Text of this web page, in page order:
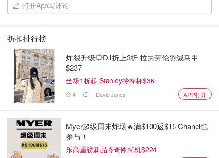
打开App写评论
折扣排行榜
炸裂升级💥DJ折上3折 拉夫劳伦羽绒马甲
$237
全场1折起 Stanley拎拎杯$36
4 David Jones APP打开
Myer超级周末炸场🔥满$100返$15 Chanel也
参与！
乐高重磅新品咚奇刚街机$224